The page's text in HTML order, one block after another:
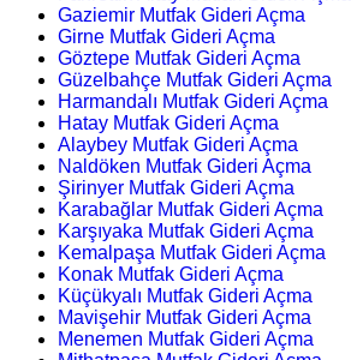
Gaziemir Mutfak Gideri Açma
Girne Mutfak Gideri Açma
Göztepe Mutfak Gideri Açma
Güzelbahçe Mutfak Gideri Açma
Harmandalı Mutfak Gideri Açma
Hatay Mutfak Gideri Açma
Alaybey Mutfak Gideri Açma
Naldöken Mutfak Gideri Açma
Şirinyer Mutfak Gideri Açma
Karabağlar Mutfak Gideri Açma
Karşıyaka Mutfak Gideri Açma
Kemalpaşa Mutfak Gideri Açma
Konak Mutfak Gideri Açma
Küçükyalı Mutfak Gideri Açma
Mavişehir Mutfak Gideri Açma
Menemen Mutfak Gideri Açma